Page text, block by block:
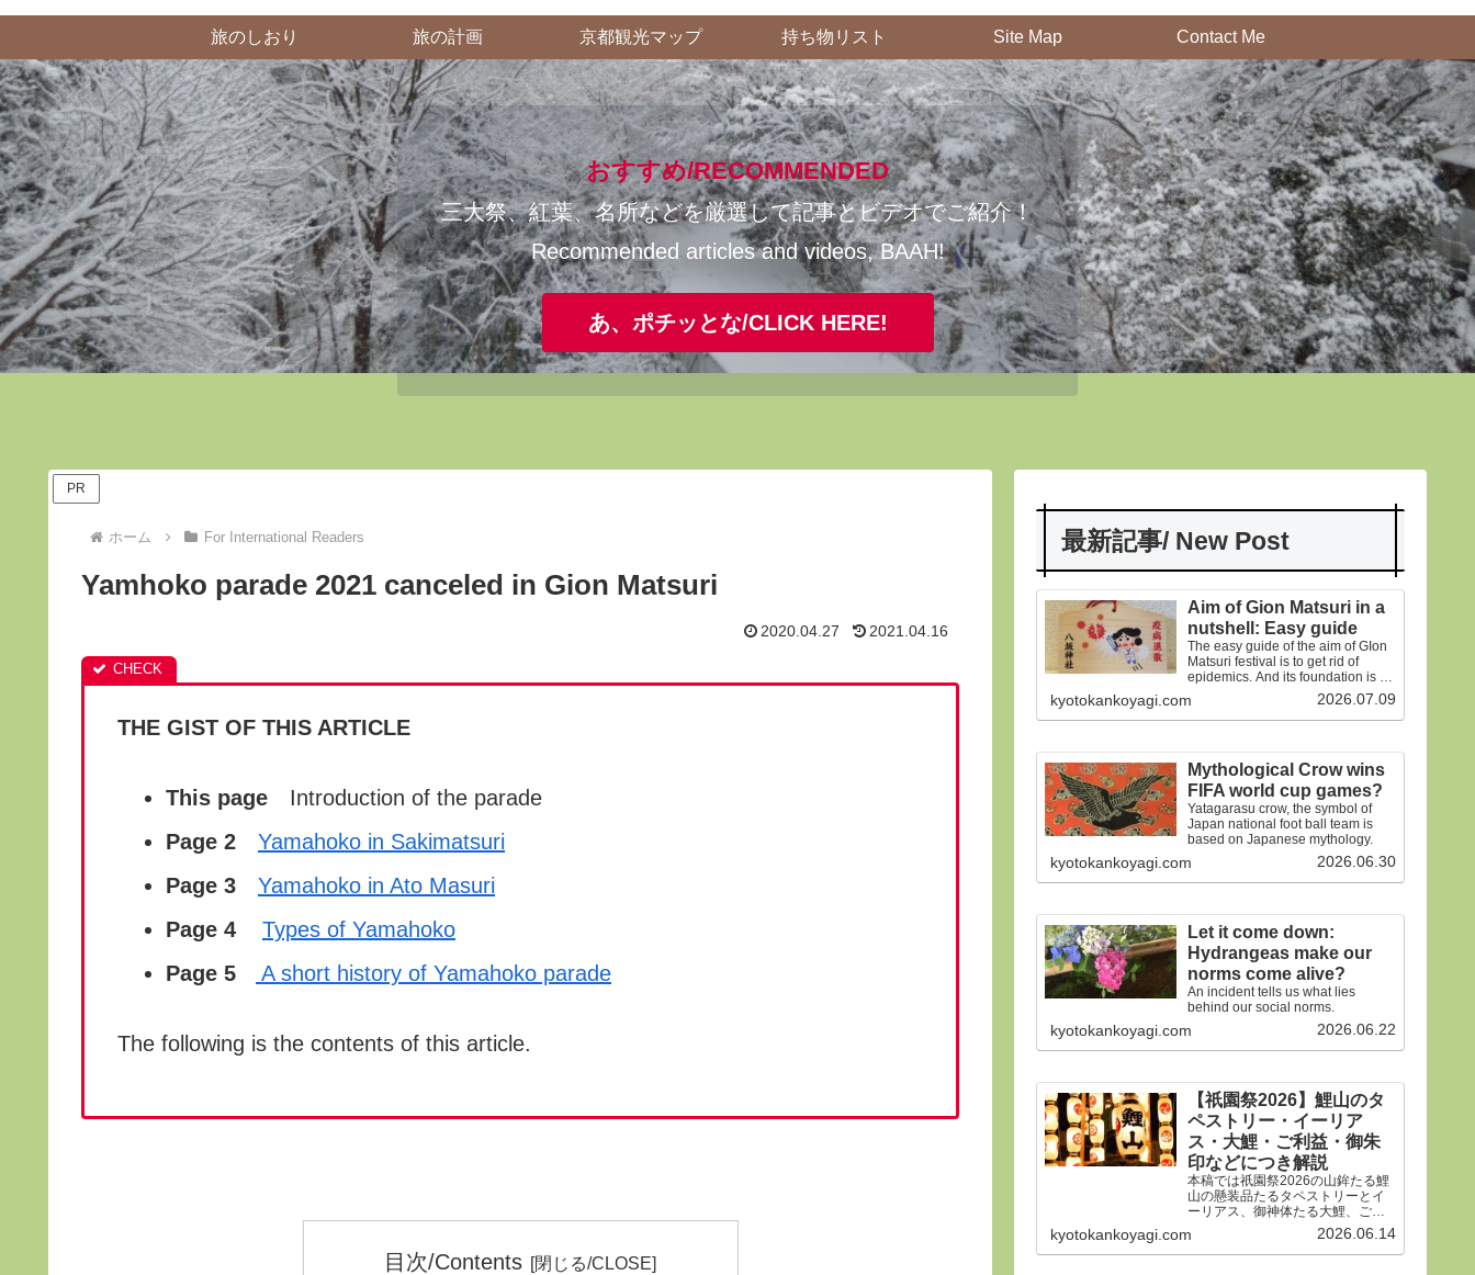
旅のしおり 旅の計画 京都観光マップ 持ち物リスト Site Map Contact Me
おすすめ/RECOMMENDED
三大祭、紅葉、名所などを厳選して記事とビデオでご紹介！
Recommended articles and videos, BAAH!
あ、ポチッとな/CLICK HERE!
PR
ホーム For International Readers
Yamhoko parade 2021 canceled in Gion Matsuri
2020.04.27 2021.04.16
THE GIST OF THIS ARTICLE
This page Introduction of the parade
Page 2
Yamahoko in Sakimatsuri
Page 3
Yamahoko in Ato Masuri
Page 4 Types of Yamahoko
Page 5
A short history of Yamahoko parade
The following is the contents of this article.
目次/Contents
最新記事/ New Post
Aim of Gion Matsuri in a
nutshell: Easy guide
The easy guide of the aim of GIon
Matsuri festival is to get rid of
epidemics. And its foundation is on
kyotokankoyagi.com 2026.07.09
Mythological Crow wins
FIFA world cup games?
Yatagarasu crow, the symbol of
Japan national foot ball team is
based on Japanese mythology.
kyotokankoyagi.com 2026.06.30
Let it come down:
Hydrangeas make our
norms come alive?
An incident tells us what lies
behind our social norms.
kyotokankoyagi.com 2026.06.22
【祇園祭2026】鯉山のタ
ペストリー・イーリア
ス・大鯉・ご利益・御朱
印などにつき解説
本稿では祇園祭2026の山鉾たる鯉
山の懸装品たるタペストリーとイ
ーリアス、御神体たる大鯉、ご利
益、御朱印などにつき詳細に解説
申しあげます。合掌
kyotokankoyagi.com 2026.06.14